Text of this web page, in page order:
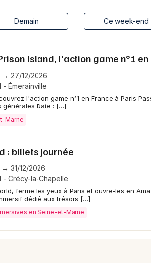
Concerts
Sorties famille
Newsletter
Montpellier
Nice
Demain Ce week-end
Island, l'action game n°1 en
27/12/2026
- Émerainville
l'action game n°1 en France à Paris
générales Date : […]
Marne
: billets journée
31/12/2026
- Crécy-la-Chapelle
ferme les yeux à Paris et ouvre-les en
dédié aux trésors […]
en Seine-et-Marne